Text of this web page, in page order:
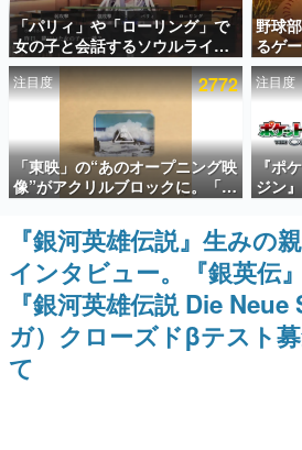
アプリセール情報
インタビュー
連載・特集一覧
殿堂入り記事
SNS拡散数が数千以上！ ペ
ど。多くの人々に読まれた、
事をまとめました。
ゲームの企画書
名作ゲームクリエイターの方
聞きし、ヒットする企画（ゲ
きます。
赫本
この物語を解いてはいけない
「パリィ」や「ローリング」で
女の子と会話するソウルライク
恋愛ゲーム『小早川さんはソウ
ルライク』無料公開。返事に失
敗すると「YOU DIED」
野球
るゲ
シュ
対応
ダム
プロ
注目度 2772
「東映」の“あのオープニング映
像”がアクリルブロックに。「東
映ヒストリカル グッズコレクシ
ョン」が8月下旬より発売
注目度
『ポ
ジン
中！
主人
『銀河英雄伝説』生みの
インタビュー。『銀英伝
『銀河英雄伝説 Die
ガ）クローズドβテスト
て